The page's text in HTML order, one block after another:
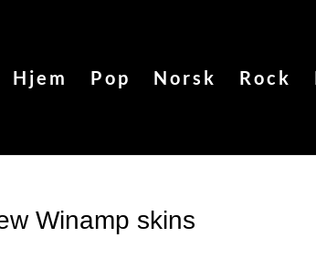
Hjem Pop Norsk Rock
Winamp skins